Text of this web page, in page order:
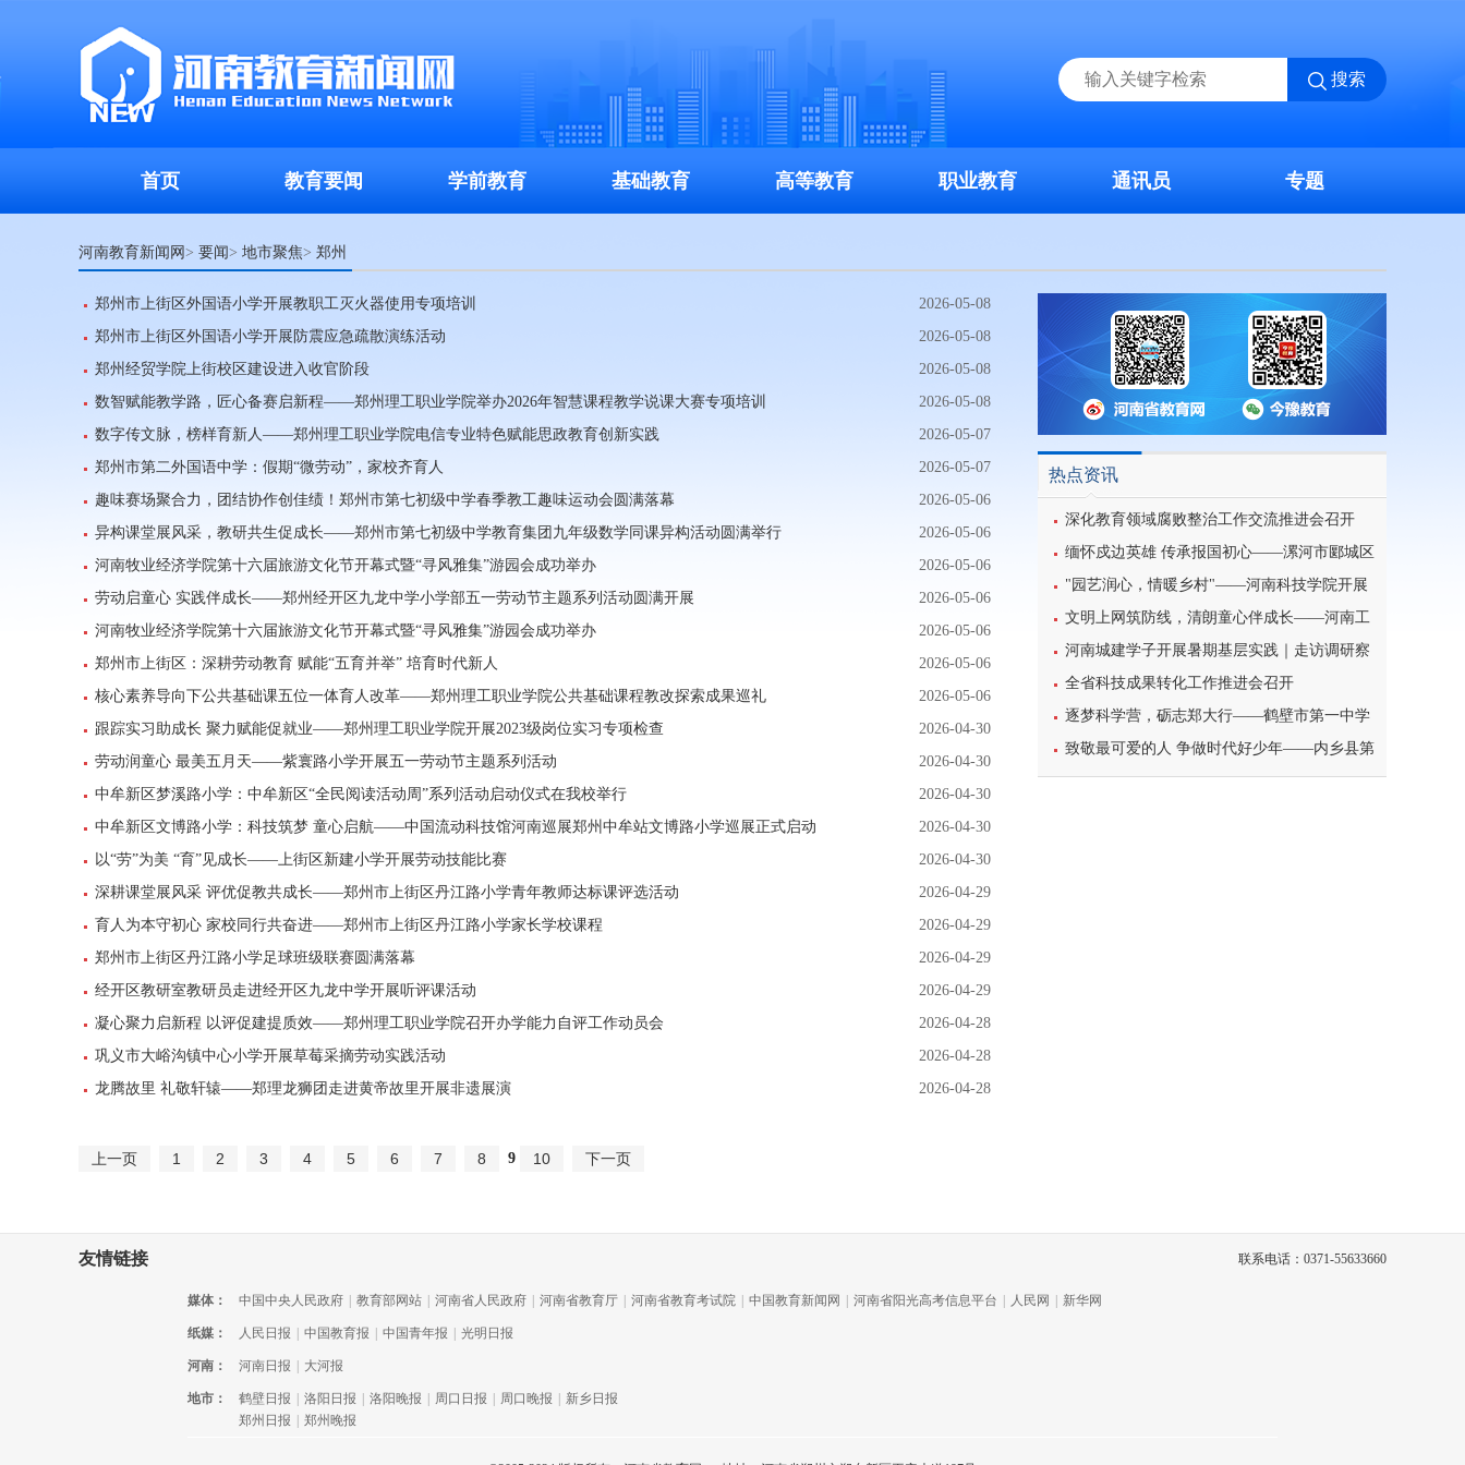
搜索
首页 教育要闻 学前教育 基础教育 高等教育 职业教育 通讯员 专题
河南教育新闻网> 要闻> 地市聚焦> 郑州
热点资讯
深化教育领域腐败整治工作交流推进会召开
缅怀戍边英雄 传承报国初心——漯河市郾城区
东街小学开展八一建军节主题特色教育活动
"园艺润心，情暖乡村"——河南科技学院开展
暑期三下乡心理健康宣讲活动
文明上网筑防线，清朗童心伴成长——河南工
业大学北斗星筑梦志愿服务团队开展科普主题实
践课堂
河南城建学子开展暑期基层实践｜走访调研察
民情，反诈宣传护平安
全省科技成果转化工作推进会召开
逐梦科学营，砺志郑大行——鹤壁市第一中学
学子参加2026年郑州大学高校科学营研学之旅纪
实
致敬最可爱的人 争做时代好少年——内乡县第
一小学开展暑期“八一”建军节主题实践活动
2026-05-08
郑州市上街区外国语小学开展教职工灭火器使用专项培训
2026-05-08
郑州市上街区外国语小学开展防震应急疏散演练活动
2026-05-08
郑州经贸学院上街校区建设进入收官阶段
2026-05-08
数智赋能教学路，匠心备赛启新程——郑州理工职业学院举办2026年智慧课程教学说课大赛专项培训
2026-05-07
数字传文脉，榜样育新人——郑州理工职业学院电信专业特色赋能思政教育创新实践
2026-05-07
郑州市第二外国语中学：假期“微劳动”，家校齐育人
2026-05-06
趣味赛场聚合力，团结协作创佳绩！郑州市第七初级中学春季教工趣味运动会圆满落幕
2026-05-06
异构课堂展风采，教研共生促成长——郑州市第七初级中学教育集团九年级数学同课异构活动圆满举行
2026-05-06
河南牧业经济学院第十六届旅游文化节开幕式暨“寻风雅集”游园会成功举办
2026-05-06
劳动启童心 实践伴成长——郑州经开区九龙中学小学部五一劳动节主题系列活动圆满开展
2026-05-06
河南牧业经济学院第十六届旅游文化节开幕式暨“寻风雅集”游园会成功举办
2026-05-06
郑州市上街区：深耕劳动教育 赋能“五育并举” 培育时代新人
2026-05-06
核心素养导向下公共基础课五位一体育人改革——郑州理工职业学院公共基础课程教改探索成果巡礼
2026-04-30
跟踪实习助成长 聚力赋能促就业——郑州理工职业学院开展2023级岗位实习专项检查
2026-04-30
劳动润童心 最美五月天——紫寰路小学开展五一劳动节主题系列活动
2026-04-30
中牟新区梦溪路小学：中牟新区“全民阅读活动周”系列活动启动仪式在我校举行
2026-04-30
中牟新区文博路小学：科技筑梦 童心启航——中国流动科技馆河南巡展郑州中牟站文博路小学巡展正式启动
2026-04-30
以“劳”为美 “育”见成长——上街区新建小学开展劳动技能比赛
2026-04-29
深耕课堂展风采 评优促教共成长——郑州市上街区丹江路小学青年教师达标课评选活动
2026-04-29
育人为本守初心 家校同行共奋进——郑州市上街区丹江路小学家长学校课程
2026-04-29
郑州市上街区丹江路小学足球班级联赛圆满落幕
2026-04-29
经开区教研室教研员走进经开区九龙中学开展听评课活动
2026-04-28
凝心聚力启新程 以评促建提质效——郑州理工职业学院召开办学能力自评工作动员会
2026-04-28
巩义市大峪沟镇中心小学开展草莓采摘劳动实践活动
2026-04-28
龙腾故里 礼敬轩辕——郑理龙狮团走进黄帝故里开展非遗展演
上一页 1 2 3 4 5 6 7 8 9 10 下一页
联系电话：0371-55633660
友情链接
媒体： 中国中央人民政府 教育部网站 河南省人民政府 河南省教育厅 河南省教育考试院 中国教育新闻网 河南省阳光高考信息平台 人民网 新华网
纸媒： 人民日报 中国教育报 中国青年报 光明日报
河南： 河南日报 大河报
地市： 鹤壁日报 洛阳日报 洛阳晚报 周口日报 周口晚报
新乡日报
郑州日报
郑州晚报